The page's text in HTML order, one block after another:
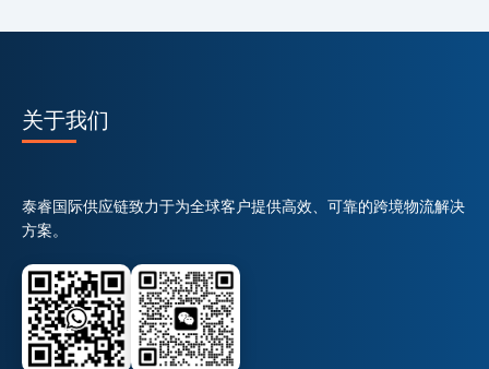
关于我们
泰睿国际供应链致力于为全球客户提供高效、可靠的跨境物流解决
方案。